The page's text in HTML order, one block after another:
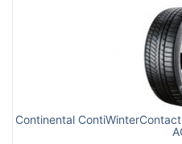
Continental